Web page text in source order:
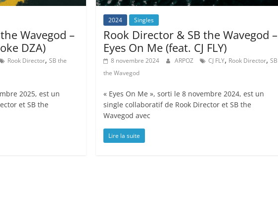
Wavegod –
DZA)
Rook Director, SB the
2025, est un
et SB the
2024 Singles
Rook Director & SB the Wavegod –
Eyes On Me (feat. CJ FLY)
8 novembre 2024 ARPOZ CJ FLY, Rook Director,SB
the Wavegod
« Eyes On Me », sorti le 8 novembre 2024, est un
single collaboratif de Rook Director et SB the
Wavegod avec
Lire la suite